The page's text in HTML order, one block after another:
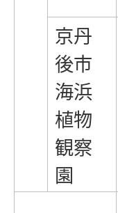
京丹
後市
海浜
植物
観察
園